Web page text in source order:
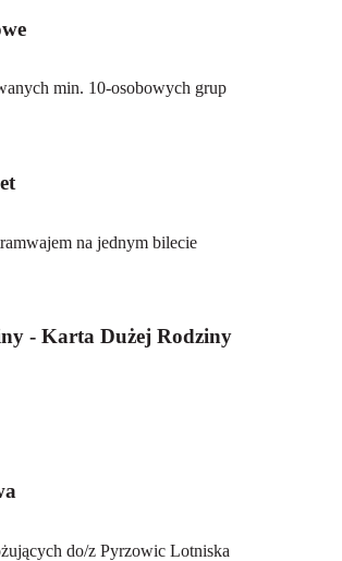
min. 10-osobowych grup
na jednym bilecie
- Karta Dużej Rodziny
do/z Pyrzowic Lotniska